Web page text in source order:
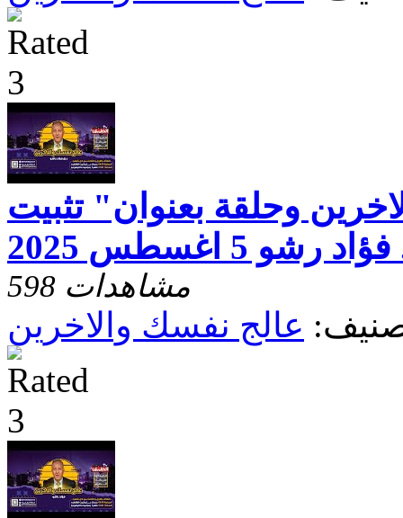
وحلقة بعنوان" تثبيت
اغسطس 2025
598 مشاهدات
عالج نفسك والاخرين